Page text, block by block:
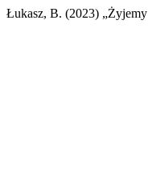
Łukasz, B. (2023)